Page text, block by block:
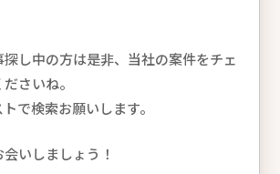
し中の方は是非、当社の案件をチェ
さいね。
で検索お願いします。
いしましょう！